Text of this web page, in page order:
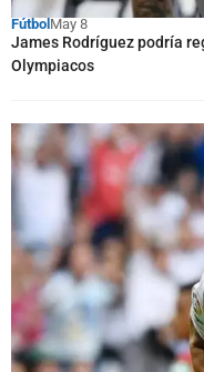
Fútbol May 8
James Rodríguez podría
Olympiacos